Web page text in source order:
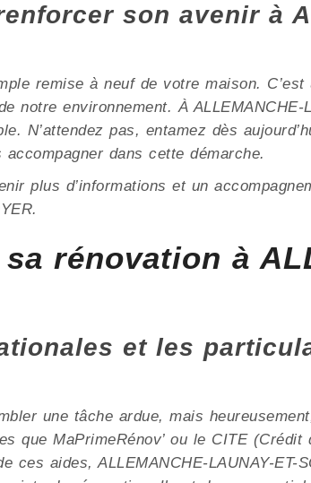
son avenir à
remise à neuf de votre maison.
notre environnement. À ALLEMANCHE-
N’attendez pas, entamez dès
dans cette démarche.
plus d’informations et un
rénovation à
et les
une tâche ardue, mais
que MaPrimeRénov’ ou le CITE (Crédit
ces aides, ALLEMANCHE-LAUNAY-